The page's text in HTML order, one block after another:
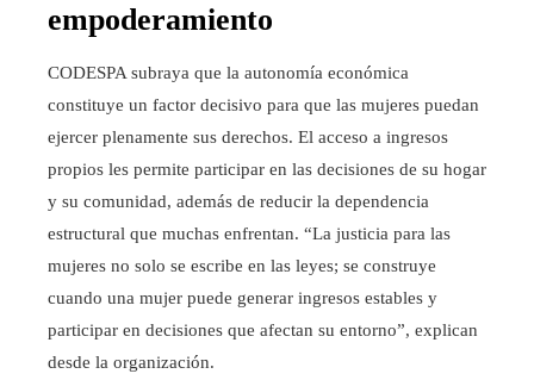
empoderamiento
CODESPA subraya que la autonomía económica
constituye un factor decisivo para que las mujeres puedan
ejercer plenamente sus derechos. El acceso a ingresos
propios les permite participar en las decisiones de su hogar
y su comunidad, además de reducir la dependencia
estructural que muchas enfrentan. “La justicia para las
mujeres no solo se escribe en las leyes; se construye
cuando una mujer puede generar ingresos estables y
participar en decisiones que afectan su entorno”, explican
desde la organización.